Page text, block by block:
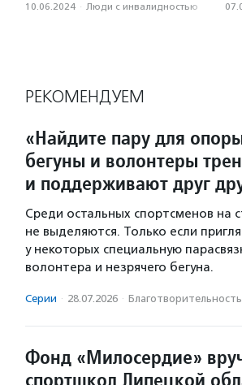
10.06.2024 · Люди с инвалидностью
РЕКОМЕНДУЕМ
«Найдите пару для
бегуны и волонтеры
и поддерживают друг
Среди остальных спортсменов на
не выделяются. Только если
у некоторых специальную
волонтера и незрячего бегуна.
Серии · 28.07.2026 ·
Фонд «Милосердие»
спортшкол Липецкой